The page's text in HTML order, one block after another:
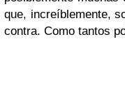
que, increíblemente,
contra. Como tantos